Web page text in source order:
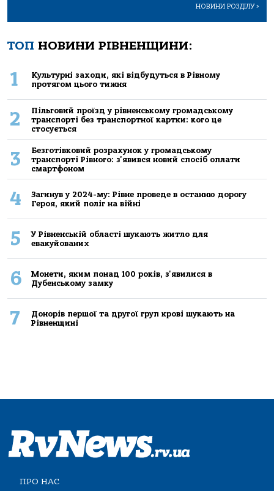
НОВИНИ РОЗДІЛУ>
ТОП НОВИНИ РІВНЕНЩИНИ:
1
Культурні заходи, які відбудуться в Рівному
протягом цього тижня
2
Пільговий проїзд у рівненському громадському
транспорті без транспортної картки: кого це
стосується
3
Безготівковий розрахунок у громадському
транспорті Рівного: з'явився новий спосіб оплати
смартфоном
4
Загинув у 2024-му: Рівне проведе в останню дорогу
Героя, який поліг на війні
5
У Рівненській області шукають житло для
евакуйованих
6
Монети, яким понад 100 років, з'явилися в
Дубенському замку
7
Донорів першої та другої груп крові шукають на
Рівненщині
ПРО НАС